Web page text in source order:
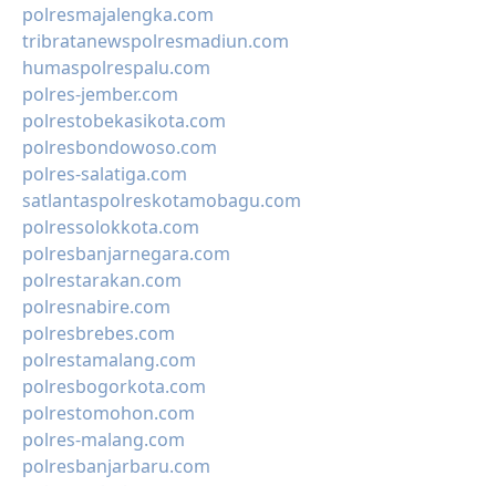
polresmajalengka.com
tribratanewspolresmadiun.com
humaspolrespalu.com
polres-jember.com
polrestobekasikota.com
polresbondowoso.com
polres-salatiga.com
satlantaspolreskotamobagu.com
polressolokkota.com
polresbanjarnegara.com
polrestarakan.com
polresnabire.com
polresbrebes.com
polrestamalang.com
polresbogorkota.com
polrestomohon.com
polres-malang.com
polresbanjarbaru.com